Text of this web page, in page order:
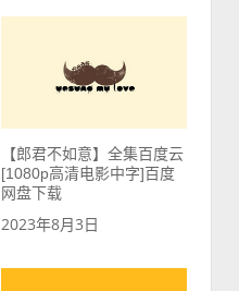
【郎君不如意】全集百度云
[1080p高清电影中字]百度
网盘下载
2023年8月3日